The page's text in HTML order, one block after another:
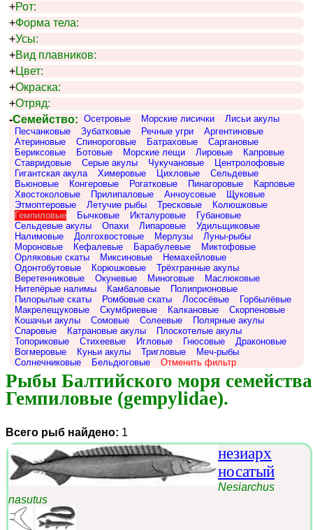
+Рот:
+Форма тела:
+Усы:
+Вид плавников:
+Цвет:
+Окраска:
+Отряд:
-Семейство: Осетровые Морские лисички
Лисьи акулы
Песчанковые
Зубатковые Речные угри
Аргентиновые
Атериновые
Спинороговые Батраховые
Саргановые
Бериксовые
Ботовые Морские лещи Лировые
Капровые
Ставридовые
Серые акулы Чукучановые
Центролофовые
Гигантская акула
Химеровые Цихловые
Сельдевые
Вьюновые
Конгеровые Рогатковые Пинагоровые
Карповые
Хвостоколовые
Прилипаловые Анчоусовые
Щуковые
Этмоптеровые
Летучие рыбы Тресковые
Колюшковые
Гемпиловые
Бычковые Икталуровые
Губановые
Сельдевые акулы
Опахи Липаровые
Удильщиковые
Налимовые
Долгохвостовые Мерлузы
Луны-рыбы
Мороновые
Кефалевые Барабулевые
Миктофовые
Орляковые скаты
Миксиновые
Немахейловые
Одонтобутовые
Корюшковые
Трёхгранные акулы
Веретенниковые
Окуневые Миноговые
Маслюковые
Нитепёрые налимы
Камбаловые
Полиприоновые
Пилорылые скаты
Ромбовые скаты Лососёвые
Горбылёвые
Макрелещуковые
Скумбриевые Калкановые
Скорпеновые
Кошачьи акулы
Сомовые Солеевые
Полярные акулы
Спаровые
Катрановые акулы
Плоскотелые акулы
Топориковые
Стихеевые Игловые Гнюсовые
Драконовые
Вогмеровые
Куньи акулы Тригловые
Меч-рыбы
Солнечниковые
Бельдюговые Отменить фильтр
Рыбы Балтийского моря семейства
Гемпиловые (gempylidae).
Всего рыб найдено: 1
незиарх
носатый
Nesiarchus
nasutus